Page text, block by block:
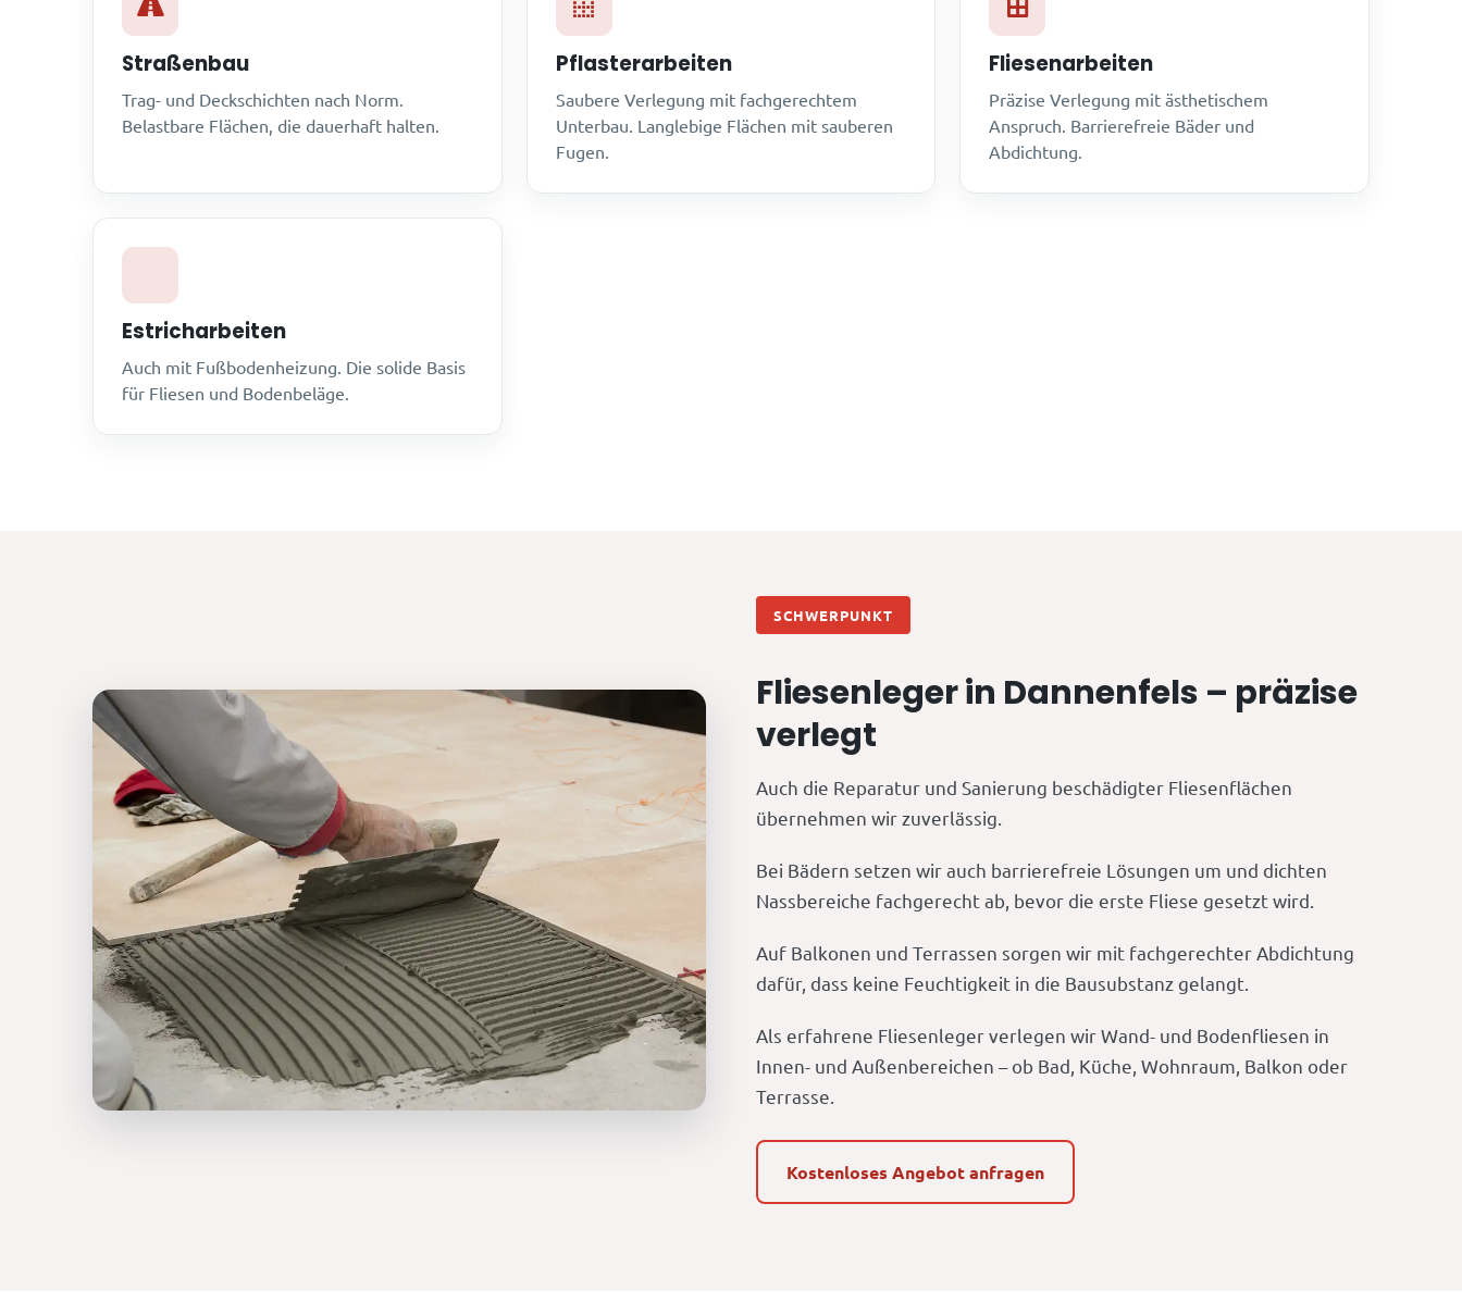
Straßenbau
Trag- und Deckschichten nach Norm.
Belastbare Flächen, die dauerhaft halten.
Pflasterarbeiten
Saubere Verlegung mit fachgerechtem
Unterbau. Langlebige Flächen mit sauberen
Fugen.
Fliesenarbeiten
Präzise Verlegung mit ästhetischem
Anspruch. Barrierefreie Bäder und
Abdichtung.
Estricharbeiten
Auch mit Fußbodenheizung. Die solide Basis
für Fliesen und Bodenbeläge.
SCHWERPUNKT
Fliesenleger in Dannenfels – präzise
verlegt
Auch die Reparatur und Sanierung beschädigter Fliesenflächen
übernehmen wir zuverlässig.
Bei Bädern setzen wir auch barrierefreie Lösungen um und dichten
Nassbereiche fachgerecht ab, bevor die erste Fliese gesetzt wird.
Auf Balkonen und Terrassen sorgen wir mit fachgerechter Abdichtung
dafür, dass keine Feuchtigkeit in die Bausubstanz gelangt.
Als erfahrene Fliesenleger verlegen wir Wand- und Bodenfliesen in
Innen- und Außenbereichen – ob Bad, Küche, Wohnraum, Balkon oder
Terrasse.
Kostenloses Angebot anfragen